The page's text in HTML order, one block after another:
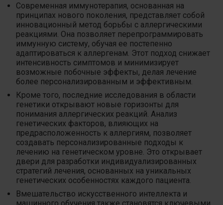
Современная иммунотерапия, основанная на
принципах нового поколения, представляет собой
инновационный метод борьбы с аллергическими
реакциями. Она позволяет перепрограммировать
иммунную систему, обучая ее постепенно
адаптироваться к аллергенам. Этот подход снижает
интенсивность симптомов и минимизирует
возможные побочные эффекты, делая лечение
более персонализированным и эффективным.
Кроме того, последние исследования в области
генетики открывают новые горизонты для
понимания аллергических реакций. Анализ
генетических факторов, влияющих на
предрасположенность к аллергиям, позволяет
создавать персонализированные подходы к
лечению на генетическом уровне. Это открывает
двери для разработки индивидуализированных
стратегий лечения, основанных на уникальных
генетических особенностях каждого пациента.
Вмешательство искусственного интеллекта и
машинного обучения также становятся ключевыми